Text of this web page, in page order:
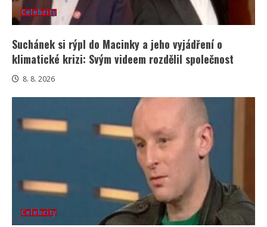
Celebrity
Suchánek si rýpl do Macinky a jeho vyjádření o
klimatické krizi: Svým videem rozdělil společnost
8. 8. 2026
Celebrity